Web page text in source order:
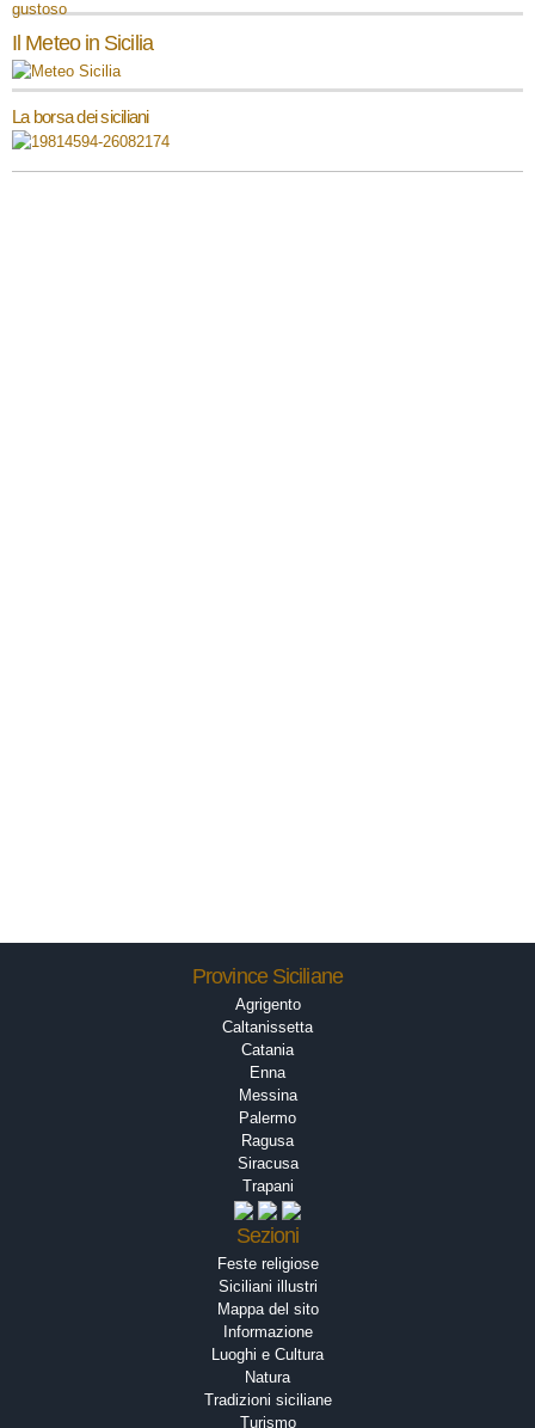
Il Meteo in Sicilia
La borsa dei siciliani
Province Siciliane
Agrigento
Caltanissetta
Catania
Enna
Messina
Palermo
Ragusa
Siracusa
Trapani
Sezioni
Feste religiose
Siciliani illustri
Mappa del sito
Informazione
Luoghi e Cultura
Natura
Tradizioni siciliane
Turismo